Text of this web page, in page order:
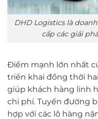
DHD Logistics là
cấp các giải
Điểm mạnh lớn nhất
triển khai đồng thời
giúp khách hàng linh
chi phí. Tuyến đường
hợp với các lô hàng